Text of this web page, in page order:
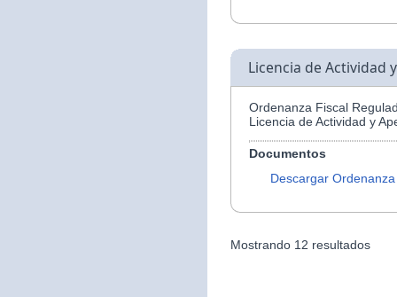
Licencia de Actividad
Ordenanza Fiscal
Licencia de Actividad y
Documentos
Descargar Ordenanza
Mostrando 12 resultados